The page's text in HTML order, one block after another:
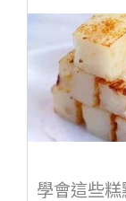
學會這些糕